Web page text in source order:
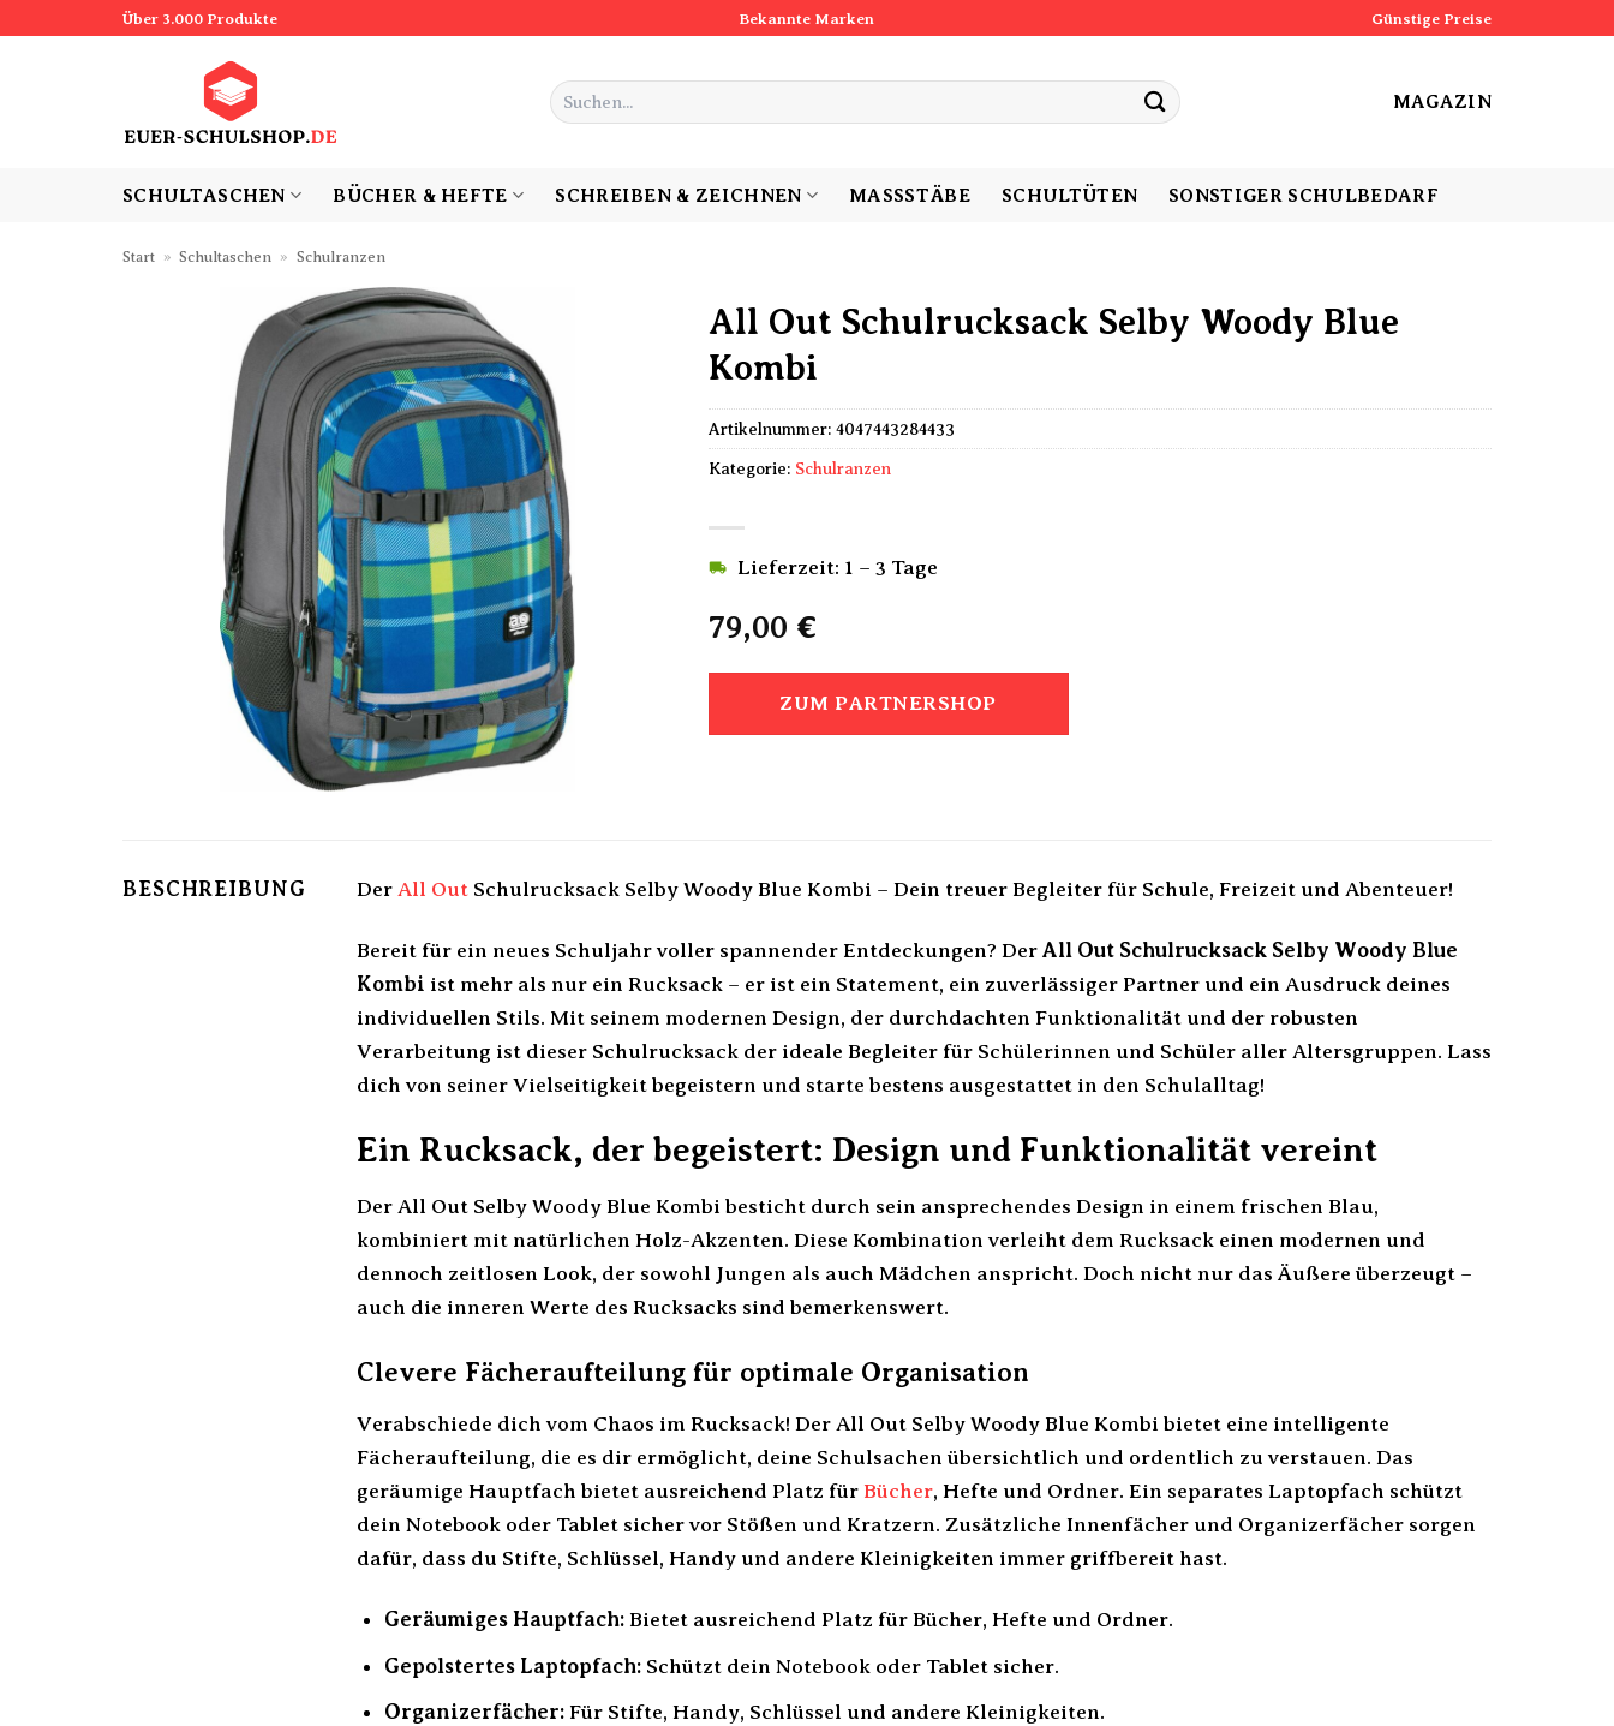
Über 3.000 Produkte Bekannte Marken Günstige Preise
Suchen
nach:
MAGAZIN
SCHULTASCHEN BÜCHER & HEFTE SCHREIBEN & ZEICHNEN MASSSTÄBE SCHULTÜTEN SONSTIGER SCHULBEDARF
Start » Schultaschen » Schulranzen
All Out Schulrucksack Selby Woody Blue
Kombi
79,00 €
Lieferzeit: 1 – 3 Tage
ZUM PARTNERSHOP
Artikelnummer: 4047443284433
Kategorie: Schulranzen
BESCHREIBUNG Der All Out Schulrucksack Selby Woody Blue Kombi – Dein treuer Begleiter für Schule, Freizeit und Abenteuer!
Bereit für ein neues Schuljahr voller spannender Entdeckungen? Der All Out Schulrucksack Selby Woody Blue
Kombi ist mehr als nur ein Rucksack – er ist ein Statement, ein zuverlässiger Partner und ein Ausdruck deines
individuellen Stils. Mit seinem modernen Design, der durchdachten Funktionalität und der robusten
Verarbeitung ist dieser Schulrucksack der ideale Begleiter für Schülerinnen und Schüler aller Altersgruppen. Lass
dich von seiner Vielseitigkeit begeistern und starte bestens ausgestattet in den Schulalltag!
Ein Rucksack, der begeistert: Design und Funktionalität vereint
Der All Out Selby Woody Blue Kombi besticht durch sein ansprechendes Design in einem frischen Blau,
kombiniert mit natürlichen Holz-Akzenten. Diese Kombination verleiht dem Rucksack einen modernen und
dennoch zeitlosen Look, der sowohl Jungen als auch Mädchen anspricht. Doch nicht nur das Äußere überzeugt –
auch die inneren Werte des Rucksacks sind bemerkenswert.
Clevere Fächeraufteilung für optimale Organisation
Verabschiede dich vom Chaos im Rucksack! Der All Out Selby Woody Blue Kombi bietet eine intelligente
Fächeraufteilung, die es dir ermöglicht, deine Schulsachen übersichtlich und ordentlich zu verstauen. Das
geräumige Hauptfach bietet ausreichend Platz für Bücher, Hefte und Ordner. Ein separates Laptopfach schützt
dein Notebook oder Tablet sicher vor Stößen und Kratzern. Zusätzliche Innenfächer und Organizerfächer sorgen
dafür, dass du Stifte, Schlüssel, Handy und andere Kleinigkeiten immer griffbereit hast.
Geräumiges Hauptfach:Bietet ausreichend Platz für Bücher, Hefte und Ordner.
Gepolstertes Laptopfach:Schützt dein Notebook oder Tablet sicher.
Organizerfächer:Für Stifte, Handy, Schlüssel und andere Kleinigkeiten.